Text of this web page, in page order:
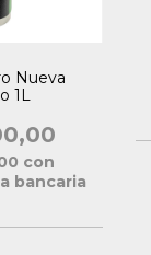
Nueva
1L
con
bancaria